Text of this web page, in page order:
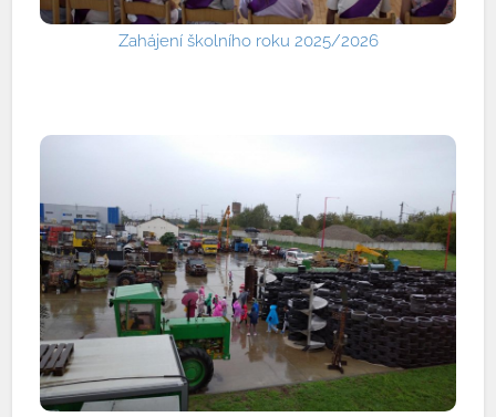
Zahájení školního roku 2025/2026